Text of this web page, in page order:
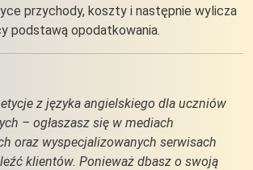
przychody, koszty i następnie wylicza
podstawą opodatkowania.
z języka angielskiego dla uczniów
– ogłaszasz się w mediach
oraz wyspecjalizowanych serwisach
klientów. Ponieważ dbasz o swoją